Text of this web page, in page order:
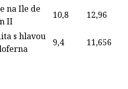
na Ile de
II
10,8 12,96
s hlavou
9,4 11,656